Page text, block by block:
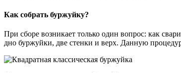
Как собрать буржуйку?
При сборе возникает только один вопрос: как
дно буржуйки, две стенки и верх. Данную